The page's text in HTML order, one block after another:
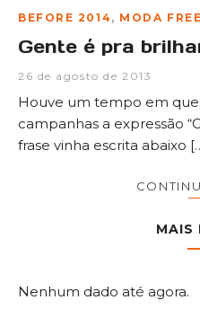
BEFORE 2014 , MODA
Gente é pra
26 de agosto de 2013
Houve um tempo em que
campanhas a expressão
frase vinha escrita abaixo
MAIS
Nenhum dado até agora.